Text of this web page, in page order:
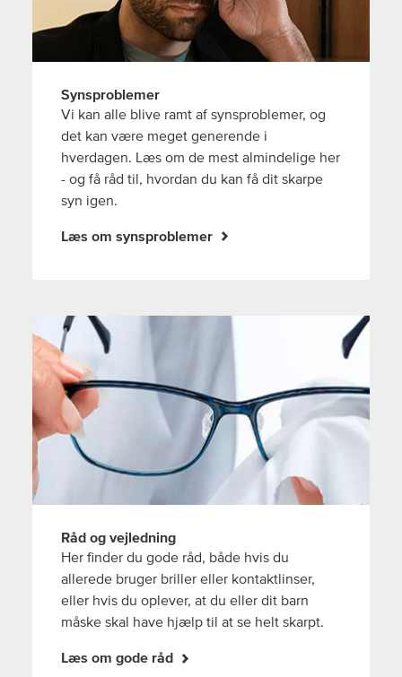
Synsproblemer
Vi kan alle blive ramt af synsproblemer, og
det kan være meget generende i
hverdagen. Læs om de mest almindelige her
- og få råd til, hvordan du kan få dit skarpe
syn igen.
Læs om synsproblemer
Råd og vejledning
Her finder du gode råd, både hvis du
allerede bruger briller eller kontaktlinser,
eller hvis du oplever, at du eller dit barn
måske skal have hjælp til at se helt skarpt.
Læs om gode råd